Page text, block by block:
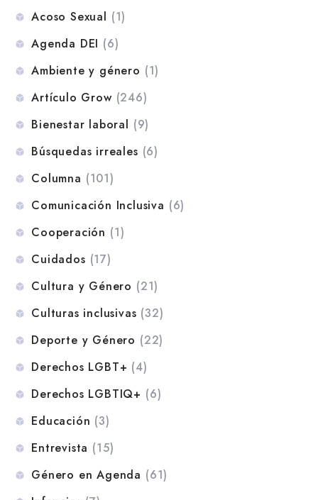
Acoso Sexual (1)
Agenda DEI (6)
Ambiente y género (1)
Artículo Grow (246)
Bienestar laboral (9)
Búsquedas irreales (6)
Columna (101)
Comunicación Inclusiva (6)
Cooperación (1)
Cuidados (17)
Cultura y Género (21)
Culturas inclusivas (32)
Deporte y Género (22)
Derechos LGBT+ (4)
Derechos LGBTIQ+ (6)
Educación (3)
Entrevista (15)
Género en Agenda (61)